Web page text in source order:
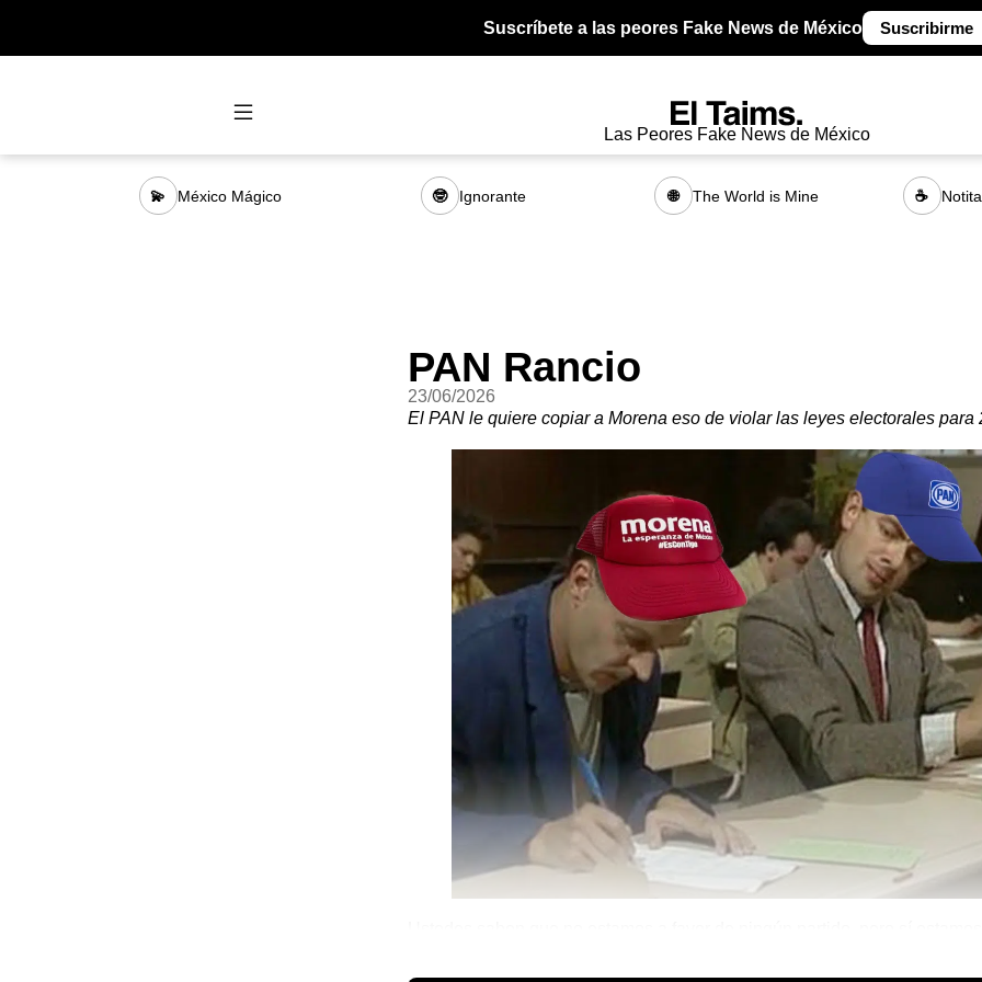
Suscríbete a las peores Fake News de México Suscribirme
Las Peores Fake News de México
💫 México Mágico 🤓 Ignorante 🌐 The World is Mine ☕
PAN Rancio
23/06/2026
El PAN le quiere copiar a Morena eso de violar las leyes electorales para